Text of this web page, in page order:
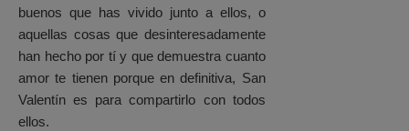
buenos que has vivido junto a ellos, o
aquellas cosas que desinteresadamente
han hecho por tí y que demuestra cuanto
amor te tienen porque en definitiva, San
Valentín es para compartirlo con todos
ellos.